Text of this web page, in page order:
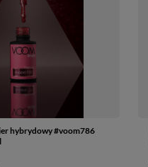
hybrydowy #voom786